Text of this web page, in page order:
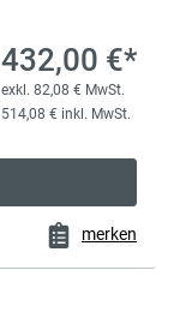
432,00 €*
exkl. 82,08 € MwSt.
514,08 € inkl. MwSt.
merken